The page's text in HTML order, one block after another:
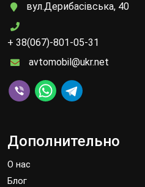
вул.Дерибасівська, 40
+ 38(067)-801-05-31
avtomobil@ukr.net
Дополнительно
О нас
Блог